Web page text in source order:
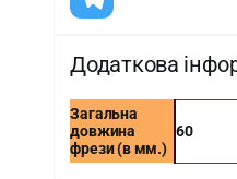
Додаткова
Загальна
довжина
фрези (в мм.)
60